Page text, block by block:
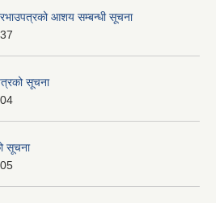
आशय सम्बन्धी सूचना
सूचना
सूचना